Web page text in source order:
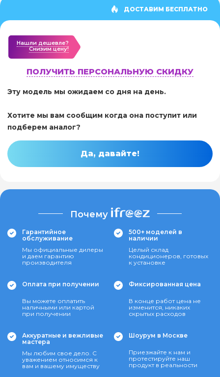
ДОСТАВИМ БЕСПЛАТНО
Нашли дешевле?
Cнизим цену!
ПОЛУЧИТЬ ПЕРСОНАЛЬНУЮ СКИДКУ
Эту модель мы ожидаем со дня на день.
Хотите мы вам сообщим когда она поступит или
подберем аналог?
Да, давайте!
Почему
Гарантийное
обслуживание
Мы официальные дилеры
и даем гарантию
производителя
500+ моделей в
наличии
Целый склад
кондиционеров, готовых
к установке
Оплата при получении
Вы можете оплатить
наличными или картой
при получении
Фиксированная цена
В конце работ цена не
изменится, никаких
скрытых расходов
Аккуратные и вежливые
мастера
Мы любим свое дело. С
уважением относимся к
вам и вашему имуществу
Шоурум в Москве
Приезжайте к нам и
протестируйте наш
продукт в реальности